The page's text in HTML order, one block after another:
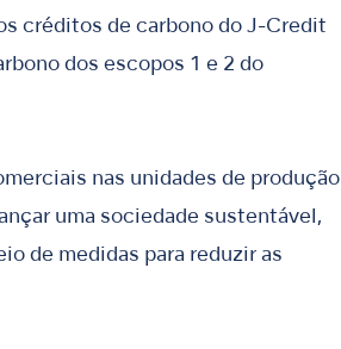
créditos de carbono do J-Credit
dos escopos 1 e 2 do
nas unidades de produção
uma sociedade sustentável,
de medidas para reduzir as